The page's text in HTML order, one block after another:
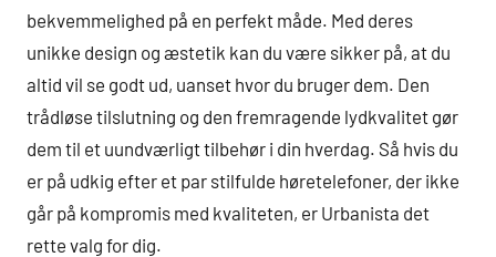
bekvemmelighed på en perfekt måde. Med deres
unikke design og æstetik kan du være sikker på, at du
altid vil se godt ud, uanset hvor du bruger dem. Den
trådløse tilslutning og den fremragende lydkvalitet gør
dem til et uundværligt tilbehør i din hverdag. Så hvis du
er på udkig efter et par stilfulde høretelefoner, der ikke
går på kompromis med kvaliteten, er Urbanista det
rette valg for dig.